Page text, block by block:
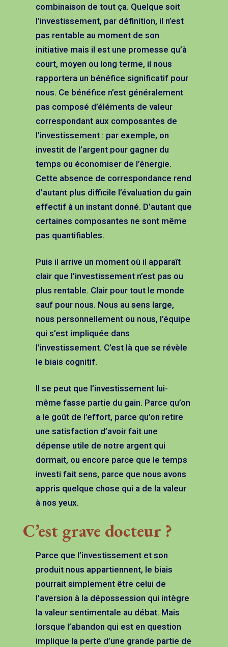
combinaison de tout ça. Quelque soit
l’investissement, par définition, il n’est
pas rentable au moment de son
initiative mais il est une promesse qu’à
court, moyen ou long terme, il nous
rapportera un bénéfice significatif pour
nous. Ce bénéfice n’est généralement
pas composé d’éléments de valeur
correspondant aux composantes de
l’investissement : par exemple, on
investit de l’argent pour gagner du
temps ou économiser de l’énergie.
Cette absence de correspondance rend
d’autant plus difficile l’évaluation du gain
effectif à un instant donné. D’autant que
certaines composantes ne sont même
pas quantifiables.
Puis il arrive un moment où il apparaît
clair que l’investissement n’est pas ou
plus rentable. Clair pour tout le monde
sauf pour nous. Nous au sens large,
nous personnellement ou nous, l’équipe
qui s’est impliquée dans
l’investissement. C’est là que se révèle
le biais cognitif.
Il se peut que l’investissement lui-
même fasse partie du gain. Parce qu’on
a le goût de l’effort, parce qu’on retire
une satisfaction d’avoir fait une
dépense utile de notre argent qui
dormait, ou encore parce que le temps
investi fait sens, parce que nous avons
appris quelque chose qui a de la valeur
à nos yeux.
C’est grave docteur ?
Parce que l’investissement et son
produit nous appartiennent, le biais
pourrait simplement être celui de
l’aversion à la dépossession qui intègre
la valeur sentimentale au débat. Mais
lorsque l’abandon qui est en question
implique la perte d’une grande partie de